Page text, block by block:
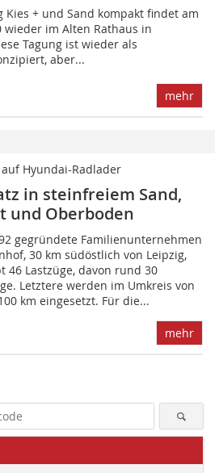
Kies + und Sand kompakt findet am
wieder im Alten Rathaus in
Tagung ist wieder als
aber...
mehr
Hyundai-Radlader
in steinfreiem Sand,
und Oberboden
gegründete Familienunternehmen
30 km südöstlich von Leipzig,
46 Lastzüge, davon rund 30
Letztere werden im Umkreis von
km eingesetzt. Für die...
mehr